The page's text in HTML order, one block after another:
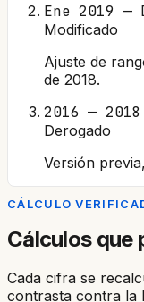
Ene 2019 —
Modificado
Ajuste de
de 2018.
2016 — 2018
Derogado
Versión
CÁLCULO
Cálculos que
Cada cifra se
contrasta contra la